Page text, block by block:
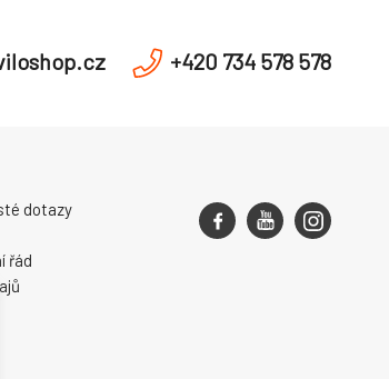
+420 734 578 578
dotazy
řád